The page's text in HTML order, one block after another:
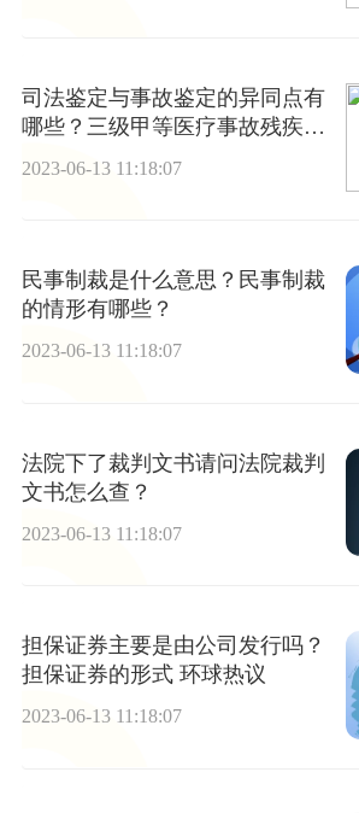
司法鉴定与事故鉴定的异同点有
哪些？三级甲等医疗事故残疾用
2023-06-13 11:18:07
民事制裁是什么意思？民事制裁
的情形有哪些？
2023-06-13 11:18:07
法院下了裁判文书请问法院裁判
文书怎么查？
2023-06-13 11:18:07
担保证券主要是由公司发行吗？
担保证券的形式 环球热议
2023-06-13 11:18:07